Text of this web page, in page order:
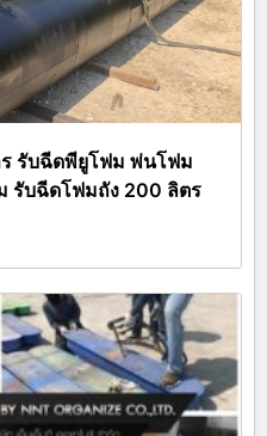
รับฉีดพียูโฟม พ่นโฟม
รับฉีดโฟมถัง 200 ลิตร